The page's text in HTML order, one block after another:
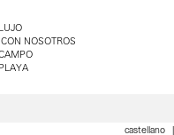
NOSOTROS
castellano